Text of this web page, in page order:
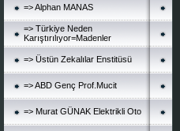
=> Alphan MANAS
=> Türkiye Neden
Karıştırılıyor=Madenler
=> Üstün Zekalılar Enstitüsü
=> ABD Genç Prof.Mucit
=> Murat GÜNAK Elektrikli Oto